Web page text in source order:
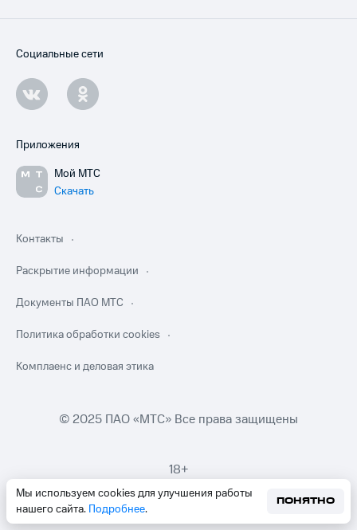
Мы используем cookies для улучшения работы
нашего сайта. Подробнее.
ПОНЯТНО
Социальные сети
Приложения
Мой МТС
Скачать
Контакты
Раскрытие информации
Документы ПАО МТС
Политика обработки cookies
Комплаенс и деловая этика
© 2025 ПАО «МТС» Все права защищены
18+